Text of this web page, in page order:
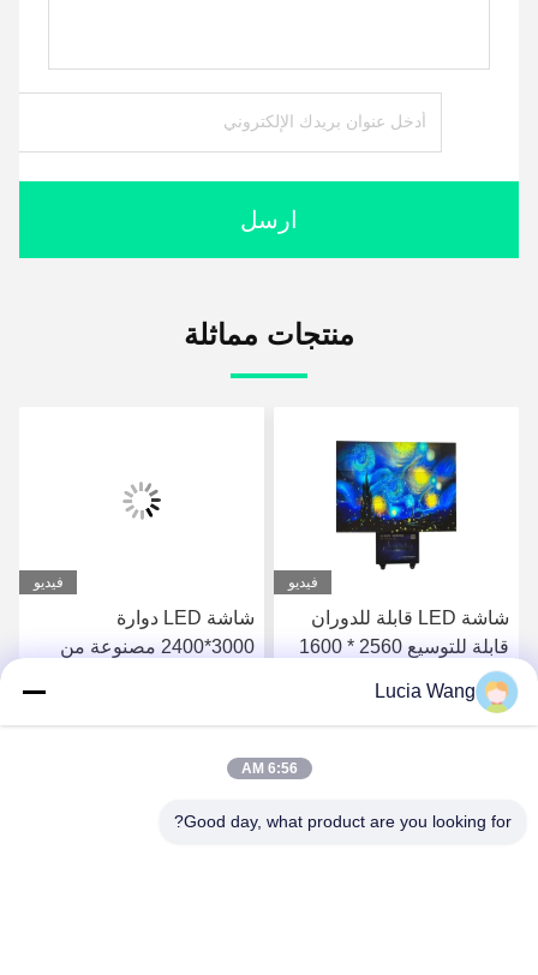
ارسل
منتجات مماثلة
فيديو
شاشة LED قابلة للدوران
قابلة للتوسيع 2560 * 1600
شاشة عرض إعلانات خارجية
احصل على أفضل سعر
فيديو
شاشة LED دوارة
3000*2400 مصنوعة من
احصل على أفضل سعر
Lucia Wang
6:56 AM
Good day, what product are you looking for?